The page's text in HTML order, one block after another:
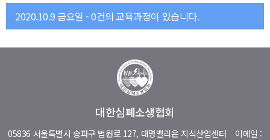
2020.10.9 금요일 - 0건의 교육과정이 있습니다.
대한심폐소생협회
05836 서울특별시 송파구 법원로 127, 대명벨리온 지식산업센터 이메일 :